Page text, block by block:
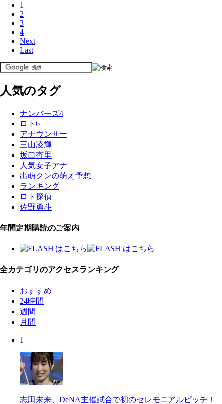
1
2
3
4
Next
Last
人気のタグ
ナンバーズ4
ロト6
アナウンサー
三山凌輝
坂口杏里
人気女子アナ
出萌クンの萌え予想
ランキング
ロト探偵
佐野勇斗
年間定期購読のご案内
全カテゴリのアクセスランキング
おすすめ
24時間
週間
月間
1
志田未来、DeNA主催試合で初のセレモニアルピッチ！